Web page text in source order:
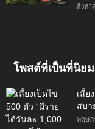
สิงหา
โพสต์ที่เป็นที่นิยม
เลี้ย
สบา
พฤษภ